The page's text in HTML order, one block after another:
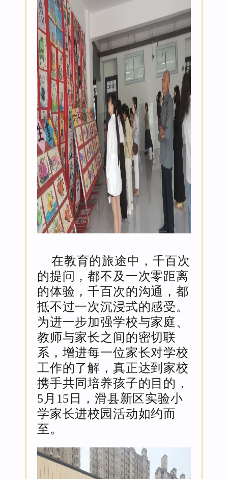
在教育的旅途中，千百次
的提问，都不及一次零距离
的体验，千百次的沟通，都
抵不过一次沉浸式的感受。
为进一步加强学校与家庭、
教师与家长之间的密切联
系，增进每一位家长对学校
工作的了解，真正达到家校
携手共同培养孩子的目的，
5月15日，滑县新区实验小
学家长进校园活动如约而
至。